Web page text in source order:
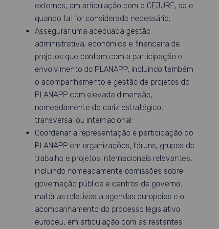
externos, em articulação com o CEJURE, se e
quando tal for considerado necessário;
Assegurar uma adequada gestão
administrativa, económica e financeira de
projetos que contam com a participação e
envolvimento do PLANAPP, incluindo também
o acompanhamento e gestão de projetos do
PLANAPP com elevada dimensão,
nomeadamente de cariz estratégico,
transversal ou internacional;
Coordenar a representação e participação do
PLANAPP em organizações, fóruns, grupos de
trabalho e projetos internacionais relevantes,
incluindo nomeadamente comissões sobre
governação pública e centros de governo,
matérias relativas a agendas europeias e o
acompanhamento do processo legislativo
europeu, em articulação com as restantes